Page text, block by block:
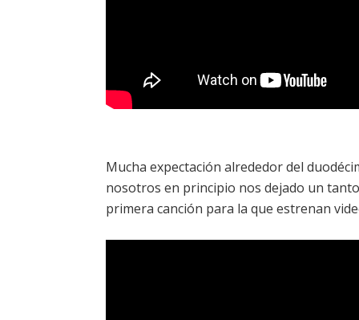
Mucha expectación alrededor del
nosotros en principio nos dejado un
primera canción para la que estrenan